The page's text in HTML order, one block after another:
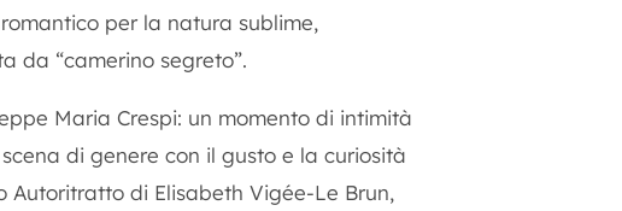
per la natura sublime,
da “camerino segreto”.
Maria Crespi: un momento di intimità
di genere con il gusto e la curiosità
Autoritratto di Elisabeth Vigée-Le Brun,